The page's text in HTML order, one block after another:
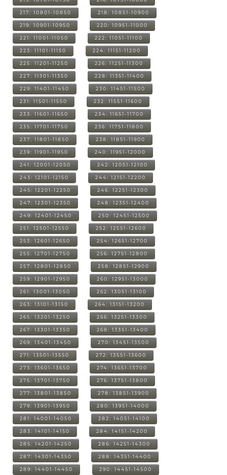
217: 10801-10850 218: 10851-10900
219: 10901-10950 220: 10951-11000
221: 11001-11050 222: 11051-11100
223: 11101-11150 224: 11151-11200
225: 11201-11250 226: 11251-11300
227: 11301-11350 228: 11351-11400
229: 11401-11450 230: 11451-11500
231: 11501-11550 232: 11551-11600
233: 11601-11650 234: 11651-11700
235: 11701-11750 236: 11751-11800
237: 11801-11850 238: 11851-11900
239: 11901-11950 240: 11951-12000
241: 12001-12050 242: 12051-12100
243: 12101-12150 244: 12151-12200
245: 12201-12250 246: 12251-12300
247: 12301-12350 248: 12351-12400
249: 12401-12450 250: 12451-12500
251: 12501-12550 252: 12551-12600
253: 12601-12650 254: 12651-12700
255: 12701-12750 256: 12751-12800
257: 12801-12850 258: 12851-12900
259: 12901-12950 260: 12951-13000
261: 13001-13050 262: 13051-13100
263: 13101-13150 264: 13151-13200
265: 13201-13250 266: 13251-13300
267: 13301-13350 268: 13351-13400
269: 13401-13450 270: 13451-13500
271: 13501-13550 272: 13551-13600
273: 13601-13650 274: 13651-13700
275: 13701-13750 276: 13751-13800
277: 13801-13850 278: 13851-13900
279: 13901-13950 280: 13951-14000
281: 14001-14050 282: 14051-14100
283: 14101-14150 284: 14151-14200
285: 14201-14250 286: 14251-14300
287: 14301-14350 288: 14351-14400
289: 14401-14450 290: 14451-14500